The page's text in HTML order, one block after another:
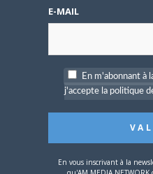
Le nouveau film de
Mamoru Hosoda Scarlet
E-MAIL
En m'abonnant à
j'accepte la politique
En vous inscrivant à la